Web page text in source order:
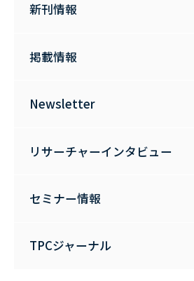
新刊情報
掲載情報
Newsletter
リサーチャーインタビュー
セミナー情報
TPCジャーナル